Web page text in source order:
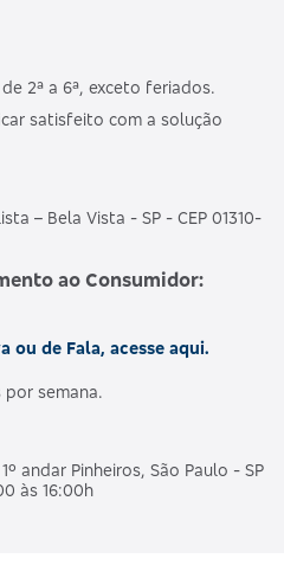
2ª a 6ª, exceto feriados.
satisfeito com a solução
– Bela Vista - SP - CEP 01310-
ao Consumidor:
ou de Fala, acesse aqui.
semana.
andar Pinheiros, São Paulo - SP
às 16:00h